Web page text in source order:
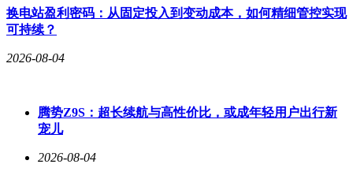
换电站盈利密码：从固定投入到变动成本，如何精细管控实现
可持续？
2026-08-04
腾势Z9S：超长续航与高性价比，或成年轻用户出行新
宠儿
2026-08-04